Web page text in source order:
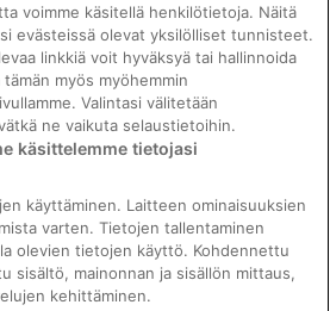
ehdot
yhteyttä
tekeminen sisällöstä
peruuttaminen
aikarajat
voimme käsitellä henkilötietoja. Näitä
evästeissä olevat yksilölliset tunnisteet.
linkkiä voit hyväksyä tai hallinnoida
myös myöhemmin
Valintasi välitetään
ne vaikuta selaustietoihin.
käsittelemme tietojasi
käyttäminen. Laitteen ominaisuuksien
varten. Tietojen tallentaminen
olevien tietojen käyttö. Kohdennettu
sisältö, mainonnan ja sisällön mittaus,
kehittäminen.